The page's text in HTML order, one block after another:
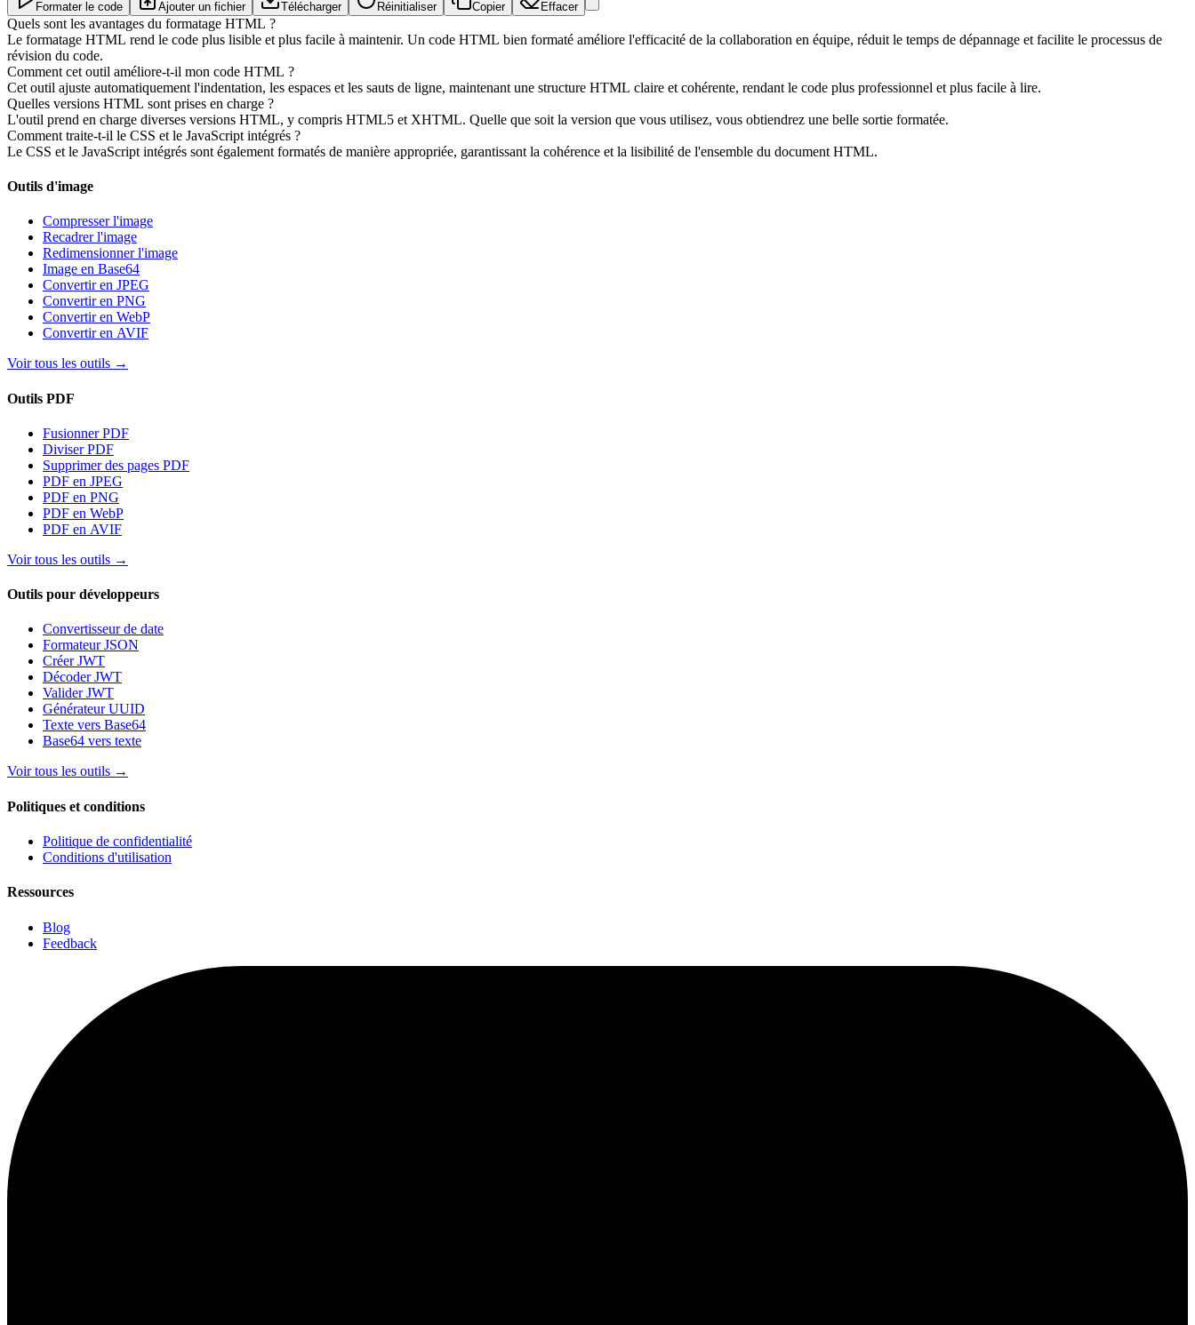
Formater le code Ajouter un fichier Télécharger Réinitialiser Copier Effacer
Quels sont les avantages du formatage HTML ?
Le formatage HTML rend le code plus lisible et plus facile à maintenir. Un code HTML bien formaté améliore l'efficacité de la collaboration en équipe, réduit le temps de dépannage et facilite le processus de
révision du code.
Comment cet outil améliore-t-il mon code HTML ?
Cet outil ajuste automatiquement l'indentation, les espaces et les sauts de ligne, maintenant une structure HTML claire et cohérente, rendant le code plus professionnel et plus facile à lire.
Quelles versions HTML sont prises en charge ?
L'outil prend en charge diverses versions HTML, y compris HTML5 et XHTML. Quelle que soit la version que vous utilisez, vous obtiendrez une belle sortie formatée.
Comment traite-t-il le CSS et le JavaScript intégrés ?
Le CSS et le JavaScript intégrés sont également formatés de manière appropriée, garantissant la cohérence et la lisibilité de l'ensemble du document HTML.
Outils d'image
Compresser l'image
Recadrer l'image
Redimensionner l'image
Image en Base64
Convertir en JPEG
Convertir en PNG
Convertir en WebP
Convertir en AVIF
Voir tous les outils →
Outils PDF
Fusionner PDF
Diviser PDF
Supprimer des pages PDF
PDF en JPEG
PDF en PNG
PDF en WebP
PDF en AVIF
Voir tous les outils →
Outils pour développeurs
Convertisseur de date
Formateur JSON
Créer JWT
Décoder JWT
Valider JWT
Générateur UUID
Texte vers Base64
Base64 vers texte
Voir tous les outils →
Politiques et conditions
Politique de confidentialité
Conditions d'utilisation
Ressources
Blog
Feedback